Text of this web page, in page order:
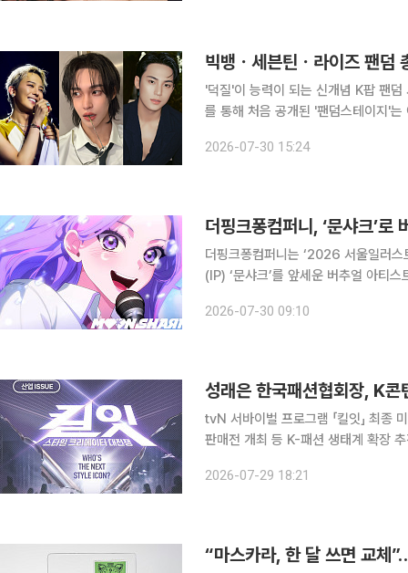
빅뱅ㆍ세븐틴ㆍ라이즈 팬
'덕질'이 능력이 되는 신개념 K팝 팬덤 서
를 통해 처음 공개된 '팬덤스테이지'
온 팬들에게 스포트라이트를 비추며
2026-07-30 15:24
더핑크퐁컴퍼니는 ‘2026 서울일러
(IP) ‘문샤크’를 앞세운 버추얼 아티스트 사업을
크퐁컴퍼니는 이번 참가를 계기로 웹
2026-07-30 09:10
tvN 서바이벌 프로그램 「킬잇」 최종
판매전 개최 등 K-패션 생태계 확장 추진 한국패션협회가 K-콘텐츠와 국내 섬유·패션 제조
'킬잇' 최종 미션을 통해 국내 소재와
2026-07-29 18:21